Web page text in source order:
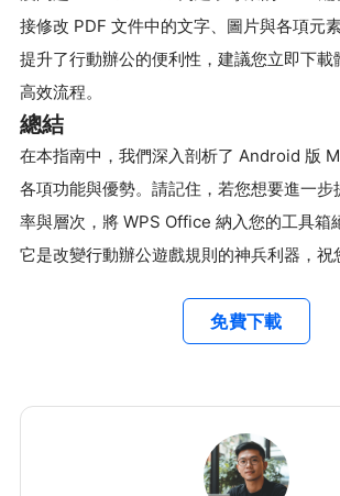
接修改 PDF 文件中的文字、圖片與各項元
提升了行動辦公的便利性，建議您立即下載
高效流程。
總結
在本指南中，我們深入剖析了 Android 版
各項功能與優勢。請記住，若您想要進一步
率與層次，將 WPS Office 納入您的工具箱
它是改變行動辦公遊戲規則的神兵利器，祝
免費下載